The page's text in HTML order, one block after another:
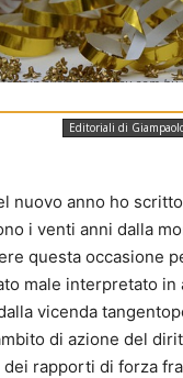
in cucina (pixabay.com by
Editoriali di
nuovo anno ho scritto
i venti anni dalla
questa occasione
male interpretato
vicenda
di azione del
dei rapporti di forza